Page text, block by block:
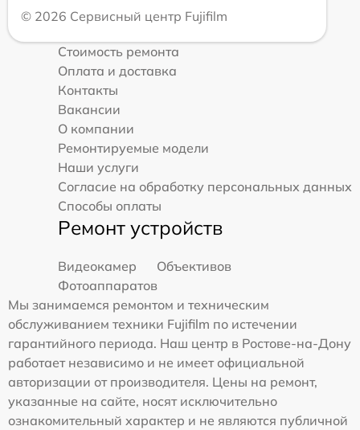
© 2026 Сервисный центр Fujifilm
Стоимость ремонта
Оплата и доставка
Контакты
Вакансии
О компании
Ремонтируемые модели
Наши услуги
Согласие на обработку персональных данных
Способы оплаты
Ремонт устройств
Видеокамер
Объективов
Фотоаппаратов
Мы занимаемся ремонтом и техническим
обслуживанием техники Fujifilm по истечении
гарантийного периода. Наш центр в Ростове-на-Дону
работает независимо и не имеет официальной
авторизации от производителя. Цены на ремонт,
указанные на сайте, носят исключительно
ознакомительный характер и не являются публичной